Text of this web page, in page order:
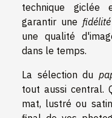
technique giclée
garantir une
une qualité
dans le temps.
La sélection du
tout aussi central.
mat, lustré ou